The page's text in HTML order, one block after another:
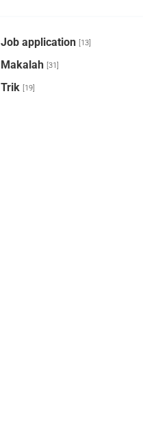
Job application [13]
Makalah [31]
Trik [19]